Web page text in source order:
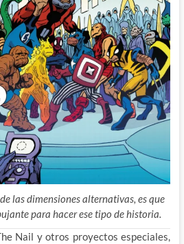
las dimensiones alternativas, es que
para hacer ese tipo de historia.
Nail y otros proyectos especiales,